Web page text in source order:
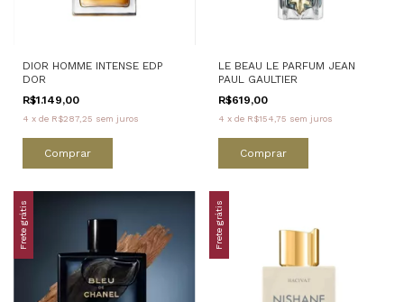
DIOR HOMME INTENSE EDP
DOR
R$1.149,00
4 x de R$287,25 sem juros
Comprar
LE BEAU LE PARFUM JEAN
PAUL GAULTIER
R$619,00
4 x de R$154,75 sem juros
Comprar
Frete grátis Frete grátis